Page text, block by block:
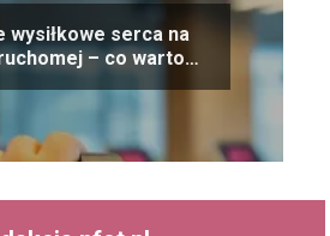
wysiłkowe serca na
– co warto